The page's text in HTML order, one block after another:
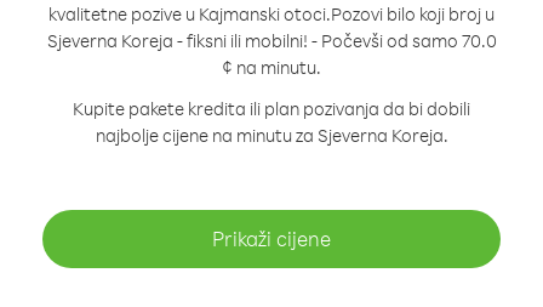
kvalitetne pozive u Kajmanski otoci.Pozovi bilo koji broj u
Sjeverna Koreja - fiksni ili mobilni! - Počevši od samo 70.0
¢ na minutu.
Kupite pakete kredita ili plan pozivanja da bi dobili
najbolje cijene na minutu za Sjeverna Koreja.
Prikaži cijene